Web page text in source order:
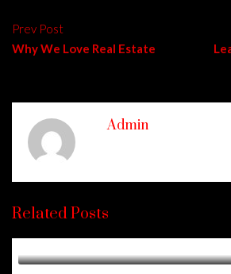
Prev Post
Why We Love Real Estate
Admin
Related Posts